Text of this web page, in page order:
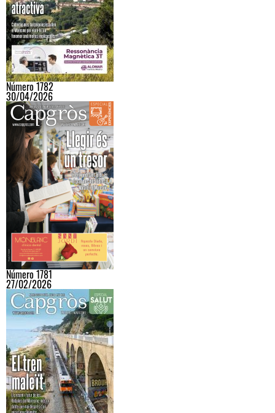
Número 1782
30/04/2026
Número 1781
27/02/2026